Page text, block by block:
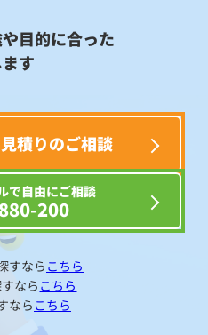
目的に合った
す
積りのご相談
で自由にご相談
200
すならこちら
なら こちら
なら こちら